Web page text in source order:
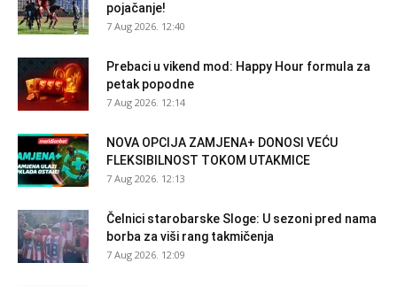
pojačanje!
7 Aug 2026. 12:40
Prebaci u vikend mod: Happy Hour formula za
petak popodne
7 Aug 2026. 12:14
NOVA OPCIJA ZAMJENA+ DONOSI VEĆU
FLEKSIBILNOST TOKOM UTAKMICE
7 Aug 2026. 12:13
Čelnici starobarske Sloge: U sezoni pred nama
borba za viši rang takmičenja
7 Aug 2026. 12:09